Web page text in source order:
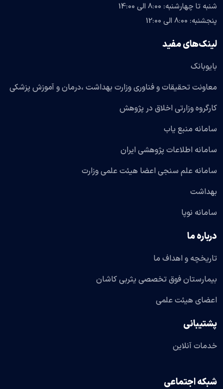
شنبه تا چهارشنبه: 8:00 الی 14:00
پنجشنبه: 8:00 الی 12:00
لینک‌های مفید
بایوبانک
معاونت تحقیقات و فناوری وزارت بهداشت ،درمان و آموزش پزشکی
کارگروه وزارتی اخلاق در پژوهش
سامانه منبع یاب
سامانه اطلاعات پژوهشی ایران
سامانه علم سنجی اعضا هیئت علمی وزارت
بهداشت
سامانه نوپا
درباره ما
تاریخچه و اهداف ما
بیمارستان فوق تخصصی یثربی کاشان
اعضای هیئت علمی
پشتیبانی
خدمات آنلاین
شبکه اجتماعی